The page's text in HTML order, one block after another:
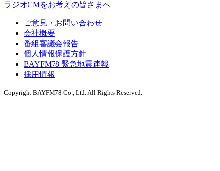
ラジオCMをお考えの皆さまへ
ご意見・お問い合わせ
会社概要
番組審議会報告
個人情報保護方針
BAYFM78 緊急地震速報
採用情報
Copyright BAYFM78 Co., Ltd. All Rights Reserved.